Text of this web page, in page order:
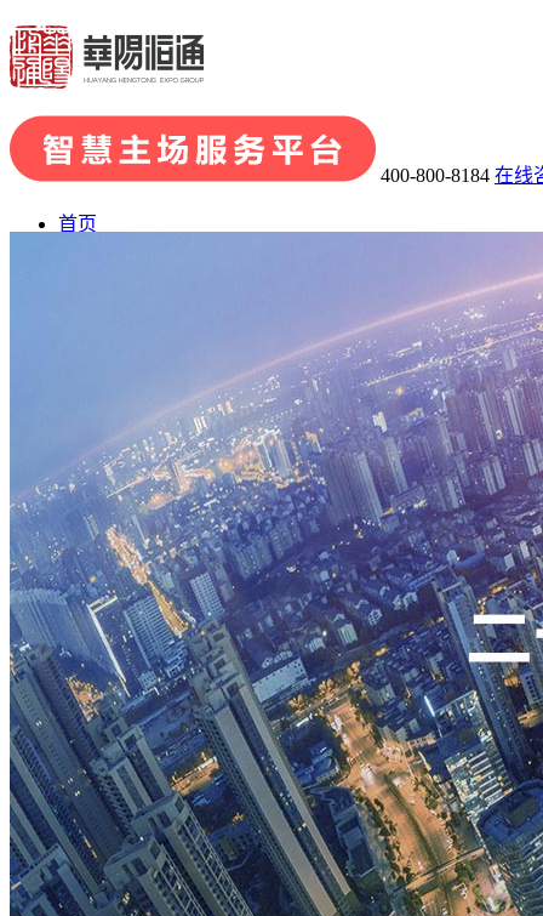
400-800-8184 在线
首页
· 企业文化
· 会展品牌策划· 会展组织及承办 · 主场运营管理· 场馆运
会展案例
展陈案例
新闻中心
联系我们
广招人才